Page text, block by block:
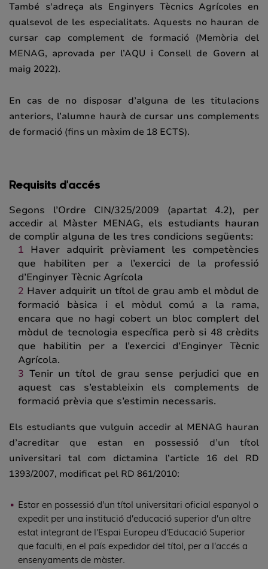
També s'adreça als Enginyers Tècnics Agrícoles en
qualsevol de les especialitats. Aquests no hauran de
cursar cap complement de formació (Memòria del
MENAG, aprovada per l’AQU i Consell de Govern al
maig 2022).
En cas de no disposar d’alguna de les titulacions
anteriors, l’alumne haurà de cursar uns complements
de formació (fins un màxim de 18 ECTS).
Requisits d'accés
Segons l’Ordre CIN/325/2009 (apartat 4.2), per
accedir al Màster MENAG, els estudiants hauran
de complir alguna de les tres condicions següents:
Haver adquirit prèviament les competències
que habiliten per a l’exercici de la professió
d’Enginyer Tècnic Agrícola
Haver adquirit un títol de grau amb el mòdul de
formació bàsica i el mòdul comú a la rama,
encara que no hagi cobert un bloc complert del
mòdul de tecnologia específica però si 48 crèdits
que habilitin per a l’exercici d’Enginyer Tècnic
Agrícola.
Tenir un títol de grau sense perjudici que en
aquest cas s’estableixin els complements de
formació prèvia que s’estimin necessaris.
Els estudiants que vulguin accedir al MENAG hauran
d’acreditar que estan en possessió d’un títol
universitari tal com dictamina l’article 16 del RD
1393/2007, modificat pel RD 861/2010:
Estar en possessió d’un títol universitari oficial espanyol o
expedit per una institució d’educació superior d’un altre
estat integrant de l’Espai Europeu d’Educació Superior
que faculti, en el país expedidor del títol, per a l’accés a
ensenyaments de màster.